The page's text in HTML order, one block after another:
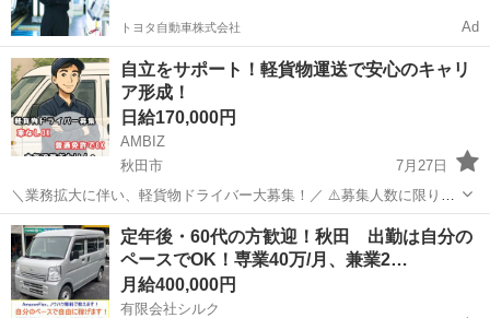
トヨタ自動車株式会社 Ad
⾃⽴をサポート！軽貨物運送で安⼼のキャリ
ア形成！
日給170,000円
AMBIZ
秋田市
7月27日
＼業務拡大に伴い、軽貨物ドライバー大募集！／ ⚠️募集人数に限りが
ございます⚠️ 【勤務地】 秋田県秋田市 -------------------- 【報酬】 日給:
16,000円〜18,000円 ※稼働日...
秋田 秋田市 物流 貨物
定年後・60代の方歓迎！秋田 出勤は自分の
ペースでOK！専業40万/月、兼業2…
月給400,000円
有限会社シルク